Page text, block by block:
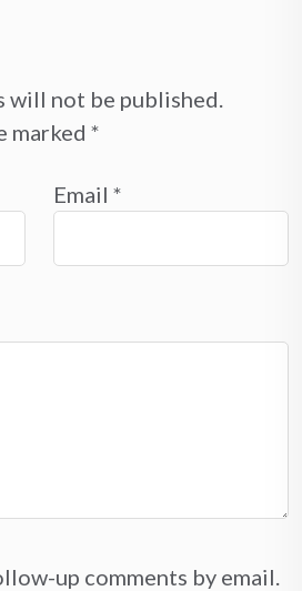
will not be published.
marked *
Email *
up comments by email.